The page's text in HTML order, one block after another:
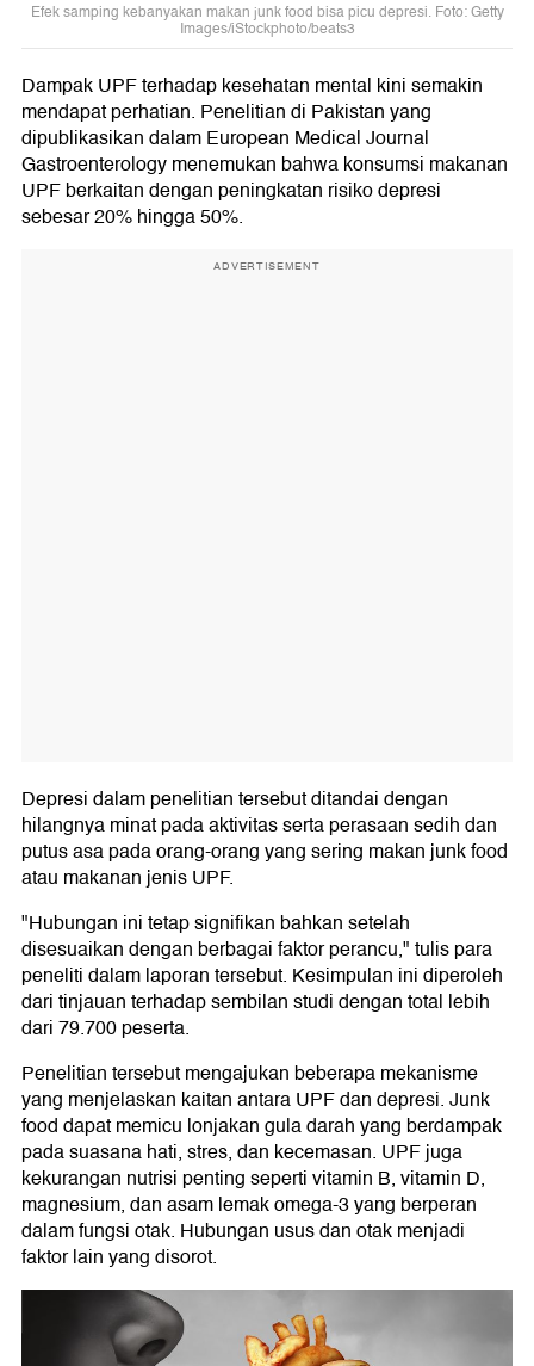
Efek samping kebanyakan makan junk food bisa picu depresi. Foto: Getty
Images/iStockphoto/beats3
Dampak UPF terhadap kesehatan mental kini semakin
mendapat perhatian. Penelitian di Pakistan yang
dipublikasikan dalam European Medical Journal
Gastroenterology menemukan bahwa konsumsi makanan
UPF berkaitan dengan peningkatan risiko depresi
sebesar 20% hingga 50%.
ADVERTISEMENT
Depresi dalam penelitian tersebut ditandai dengan
hilangnya minat pada aktivitas serta perasaan sedih dan
putus asa pada orang-orang yang sering makan junk food
atau makanan jenis UPF.
"Hubungan ini tetap signifikan bahkan setelah
disesuaikan dengan berbagai faktor perancu," tulis para
peneliti dalam laporan tersebut. Kesimpulan ini diperoleh
dari tinjauan terhadap sembilan studi dengan total lebih
dari 79.700 peserta.
Penelitian tersebut mengajukan beberapa mekanisme
yang menjelaskan kaitan antara UPF dan depresi. Junk
food dapat memicu lonjakan gula darah yang berdampak
pada suasana hati, stres, dan kecemasan. UPF juga
kekurangan nutrisi penting seperti vitamin B, vitamin D,
magnesium, dan asam lemak omega-3 yang berperan
dalam fungsi otak. Hubungan usus dan otak menjadi
faktor lain yang disorot.